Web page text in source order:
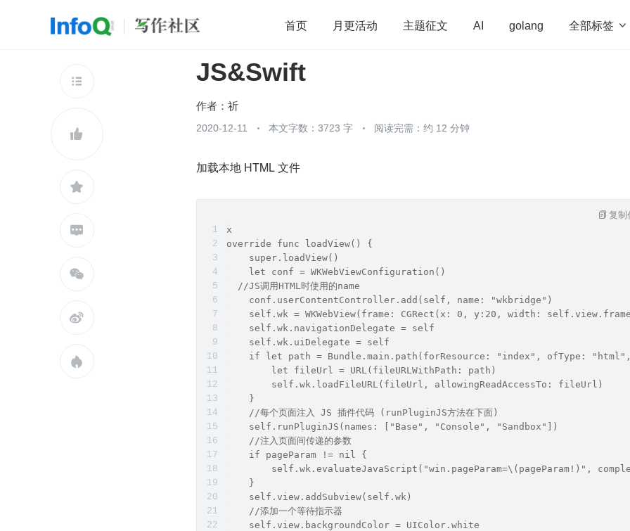
首页 月更活动 主题征文 AI golang 全部标签 
开源 架构
团队管理
查看更多







JS&Swift
作者： 祈
2020-12-11 本文字数：3723 字 阅读完需：约 12 分钟
加载本地 HTML 文件
x
override func loadView() {
    super.loadView()
    let conf = WKWebViewConfiguration()
  //JS调用HTML时使用的name
    conf.userContentController.add(self, name: "wkbridge")
self.wk = WKWebView(frame: CGRect(x: 0, y:20, width:
    self.wk.navigationDelegate = self
    self.wk.uiDelegate = self
if let path = Bundle.main.path(forResource: "index", ofType:
        let fileUrl = URL(fileURLWithPath: path)
        self.wk.loadFileURL(fileUrl, allowingReadAccessTo: fileUrl)
    }
    //每个页面注入 JS 插件代码 (runPluginJS方法在下面)
    self.runPluginJS(names: ["Base", "Console", "Sandbox"])
    //注入页面间传递的参数
    if pageParam != nil {
self.wk.evaluateJavaScript("win.pageParam=\(pageParam!)",
    }
    self.view.addSubview(self.wk)
    //添加一个等待指示器
    self.view.backgroundColor = UIColor.white
复制